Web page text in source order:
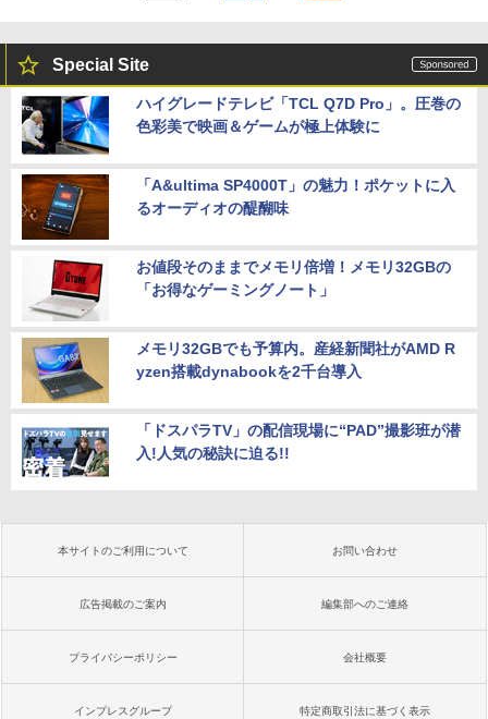
Special Site
ハイグレードテレビ「TCL Q7D Pro」。圧巻の
色彩美で映画＆ゲームが極上体験に
「A&ultima SP4000T」の魅力！ポケットに入
るオーディオの醍醐味
お値段そのままでメモリ倍増！メモリ32GBの
「お得なゲーミングノート」
メモリ32GBでも予算内。産経新聞社がAMD R
yzen搭載dynabookを2千台導入
「ドスパラTV」の配信現場に“PAD”撮影班が潜
入!人気の秘訣に迫る!!
本サイトのご利用について お問い合わせ
広告掲載のご案内 編集部へのご連絡
プライバシーポリシー 会社概要
インプレスグループ 特定商取引法に基づく表示